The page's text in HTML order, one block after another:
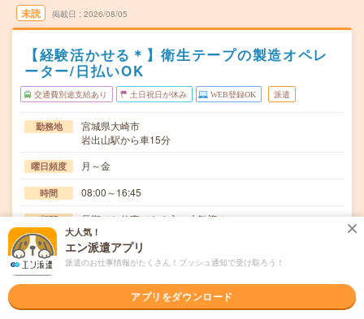
未読 掲載日 2026/08/05
【経験活かせる＊】衛生テープの製造オペレ
ーター/日払いOK
交通費別途支給あり 土日祝日が休み WEB登録OK 派遣
勤務地
宮城県大崎市
岩出山駅から車15分
曜日頻度 月～金
時間 08:00～16:45
期間 長期でお仕事できる方、大歓迎！
時給 時給1300円
交通費
交通費規定内支給
仕事内容 医療現場やスポーツで使用される衛生テープやテーピング
大人気！
エン派遣アプリ
派遣のお仕事情報がたくさん！プッシュ通知で受け取ろう！
アプリをダウンロード